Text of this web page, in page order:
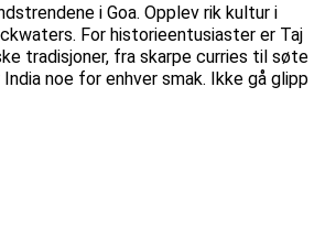
i Goa. Opplev rik kultur i
For historieentusiaster er Taj
tradisjoner, fra skarpe curries til søte
noe for enhver smak. Ikke gå glipp